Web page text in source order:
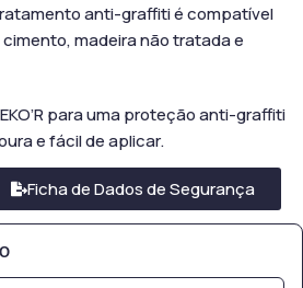
anti-graffiti é compatível
madeira não tratada e
para uma proteção anti-graffiti
e fácil de aplicar.
Ficha de Dados de Segurança